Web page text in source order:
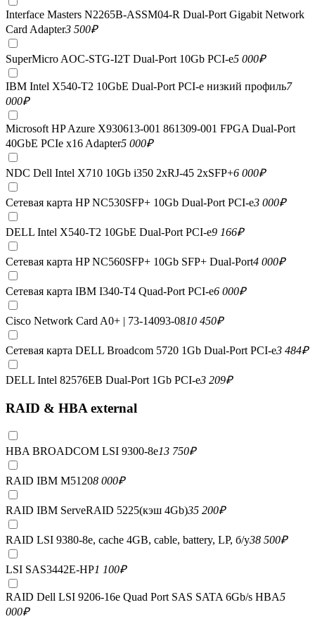
Interface Masters N2265B-ASSM04-R Dual-Port Gigabit Network
Card Adapter3 500₽
SuperMicro AOC-STG-I2T Dual-Port 10Gb PCI-e5 000₽
IBM Intel X540-T2 10GbE Dual-Port PCI-e низкий профиль7
000₽
Microsoft HP Azure X930613-001 861309-001 FPGA Dual-Port
40GbE PCIe x16 Adapter5 000₽
NDC Dell Intel X710 10Gb i350 2xRJ-45 2xSFP+6 000₽
Сетевая карта HP NC530SFP+ 10Gb Dual-Port PCI-e3 000₽
DELL Intel X540-T2 10GbE Dual-Port PCI-e9 166₽
Сетевая карта HP NC560SFP+ 10Gb SFP+ Dual-Port4 000₽
Сетевая карта IBM I340-T4 Quad-Port PCI-e6 000₽
Cisco Network Card A0+ | 73-14093-0810 450₽
Сетевая карта DELL Broadcom 5720 1Gb Dual-Port PCI-e3 484₽
DELL Intel 82576EB Dual-Port 1Gb PCI-e3 209₽
RAID & HBA external
HBA BROADCOM LSI 9300-8e13 750₽
RAID IBM M51208 000₽
RAID IBM ServeRAID 5225(кэш 4Gb)35 200₽
RAID LSI 9380-8e, сache 4GB, cable, battery, LP, б/у38 500₽
LSI SAS3442E-HP1 100₽
RAID Dell LSI 9206-16e Quad Port SAS SATA 6Gb/s HBA5
000₽